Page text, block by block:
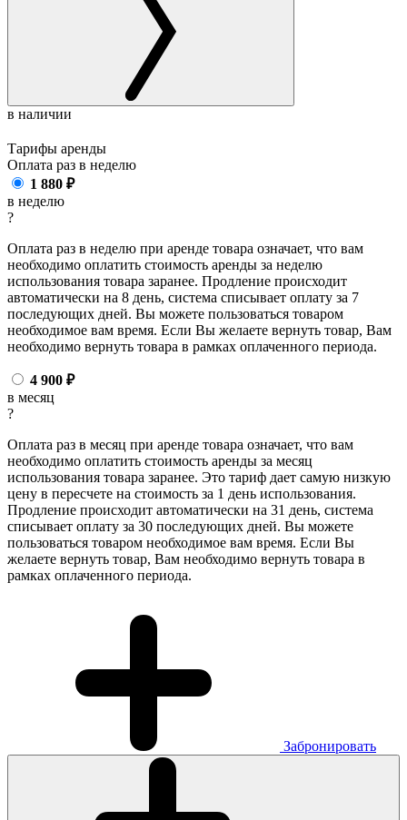
в наличии
Тарифы аренды
Оплата раз в неделю
1 880 ₽
в неделю
?
Оплата раз в неделю при аренде товара означает, что вам
необходимо оплатить стоимость аренды за неделю
использования товара заранее. Продление происходит
автоматически на 8 день, система списывает оплату за 7
последующих дней. Вы можете пользоваться товаром
необходимое вам время. Если Вы желаете вернуть товар, Вам
необходимо вернуть товара в рамках оплаченного периода.
4 900 ₽
в месяц
?
Оплата раз в месяц при аренде товара означает, что вам
необходимо оплатить стоимость аренды за месяц
использования товара заранее. Это тариф дает самую низкую
цену в пересчете на стоимость за 1 день использования.
Продление происходит автоматически на 31 день, система
списывает оплату за 30 последующих дней. Вы можете
пользоваться товаром необходимое вам время. Если Вы
желаете вернуть товар, Вам необходимо вернуть товара в
рамках оплаченного периода.
Забронировать